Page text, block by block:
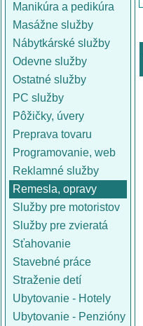
Manikúra a pedikúra
Masážne služby
Nábytkárské služby
Odevne služby
Ostatné služby
PC služby
Pôžičky, úvery
Preprava tovaru
Programovanie, web
Reklamné služby
Remesla, opravy
Služby pre motoristov
Služby pre zvieratá
Sťahovanie
Stavebné práce
Straženie detí
Ubytovanie - Hotely
Ubytovanie - Penzióny